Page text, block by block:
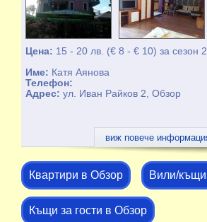
Цена: 15 - 20 лв. (€ 8 - € 10) за сезон
Име: Катя Аянова
Телефон:
Адрес:ул. Иван Райков 2, Обзор
виж повече
Квартири в Обзор Вили/
Къщи за гости в Обзор